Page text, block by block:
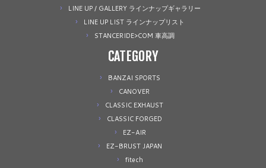
LINE UP / GALLERY ラインナップギャラリー
LINE UP LIST ラインナップリスト
STANCERIDE>COM 車高調
CATEGORY
BANZAI SPORTS
CANOVER
CLASSIC EXHAUST
CLASSIC FORGED
EZ-AIR
EZ-BRUST JAPAN
fitech